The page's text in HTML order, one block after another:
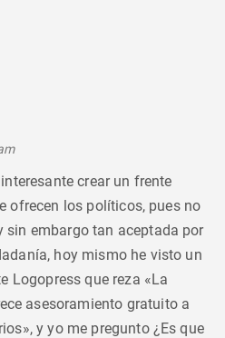
crear un frente
ofrecen los políticos, pues no
sin embargo tan aceptada por
hoy mismo he visto un
Logopress que reza «La
asesoramiento gratuito a
y yo me pregunto ¿Es que